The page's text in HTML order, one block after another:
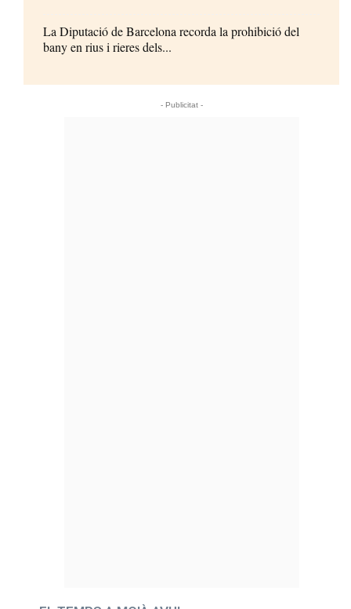
La Diputació de Barcelona recorda la prohibició del
bany en rius i rieres dels...
- Publicitat -